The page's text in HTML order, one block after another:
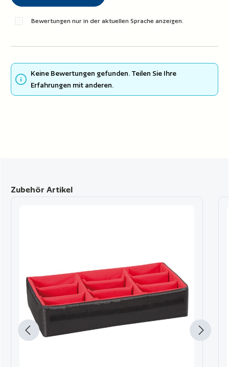
Bewertungen nur in der aktuellen Sprache anzeigen.
Keine Bewertungen gefunden. Teilen Sie Ihre
Erfahrungen mit anderen.
Produktgalerie überspringen
Zubehör Artikel